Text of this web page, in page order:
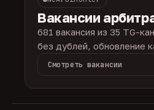
Вакансии
681 вакансия из 35 TG-
без дублей, обновление
Смотреть вакансии